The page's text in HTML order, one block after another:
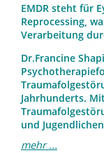
EMDR steht für
Reprocessing,
Verarbeitung
Dr.Francine
Jahrhunderts.
und
mehr ...